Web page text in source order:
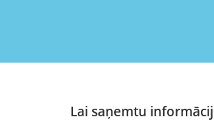
Lai saņemtu